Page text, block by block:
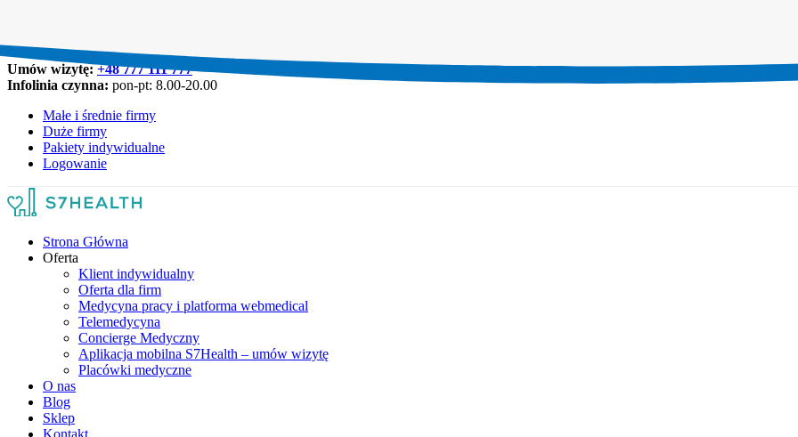
Umów wizytę:+48 777 111 777
Infolinia czynna: pon-pt: 8.00-20.00
Małe i średnie firmy
Duże firmy
Pakiety indywidualne
Logowanie
Strona Główna
Oferta
Klient indywidualny
Oferta dla firm
Medycyna pracy i platforma webmedical
Telemedycyna
Concierge Medyczny
Aplikacja mobilna S7Health – umów wizytę
Placówki medyczne
O nas
Blog
Sklep
Kontakt